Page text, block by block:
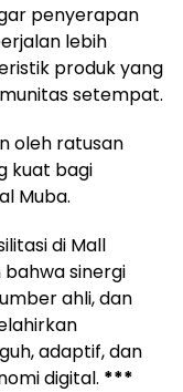
penyerapan
lebih
produk yang
setempat.
oleh ratusan
kuat bagi
Muba.
di Mall
sinergi
ahli, dan
adaptif, dan
digital. ***